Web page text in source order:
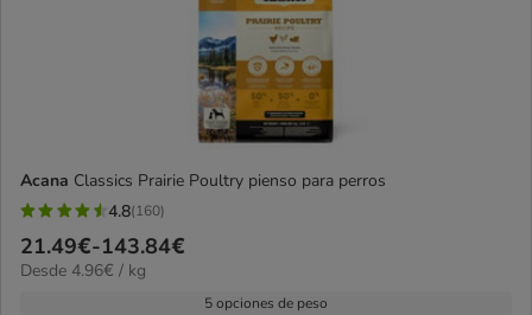
Acana Classics Prairie Poultry pienso para perros
4.8
estrellas
con
4.8(160)
Precio
de
21.49€-143.84€
4.96€
Desde 4.96€ / kg
5 opciones de peso